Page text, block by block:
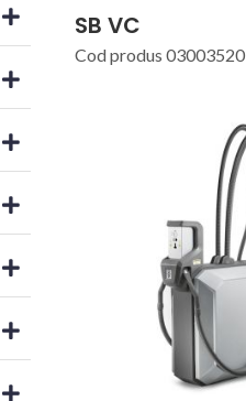
SB VC
Cod produs 03003520